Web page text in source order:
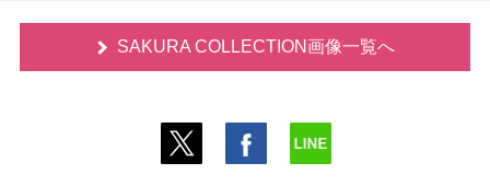
SAKURA COLLECTION画像一覧へ